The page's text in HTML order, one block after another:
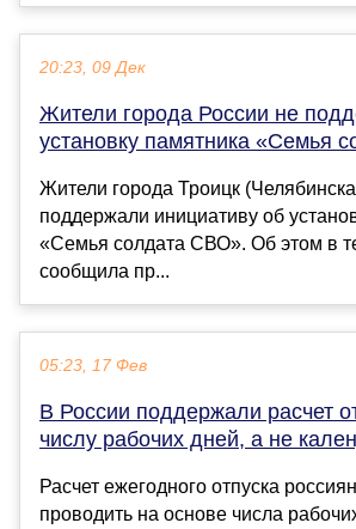
20:23, 09 Дек
Жители города России не
установку памятника «Семья
Жители города Троицк
поддержали инициативу об
«Семья солдата СВО». Об этом в
сообщила пр...
05:23, 17 Фев
В России поддержали расчет
числу рабочих дней, а не
Расчет ежегодного отпуска
проводить на основе числа